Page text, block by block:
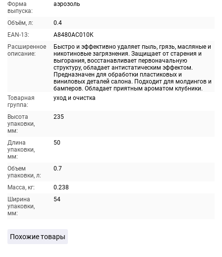
Форма
выпуска:
аэрозоль
Объём, л:
0.4
EAN-13:
A8480AC010K
Расширенное
описание:
Быстро и эффективно удаляет пыль, грязь, масляные и
никотиновые загрязнения. Защищает от старения и
выгорания, восстанавливает первоначальную
структуру, обладает антистатическим эффектом.
Предназначен для обработки пластиковых и
виниловых деталей салона. Подходит для молдингов и
бамперов. Обладает приятным ароматом клубники.
Товарная
группа:
уход и очистка
Высота
упаковки,
мм:
235
Длина
упаковки,
мм:
50
Объем
упаковки, л:
0.7
Масса, кг:
0.238
Ширина
упаковки,
мм:
54
Похожие товары